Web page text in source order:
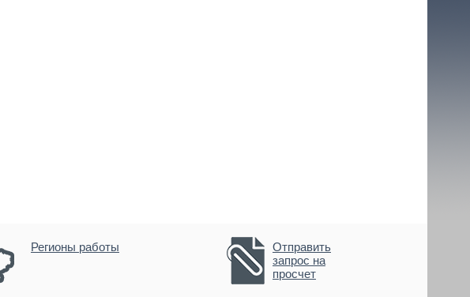
Регионы работы
Отправить
запрос на
просчет